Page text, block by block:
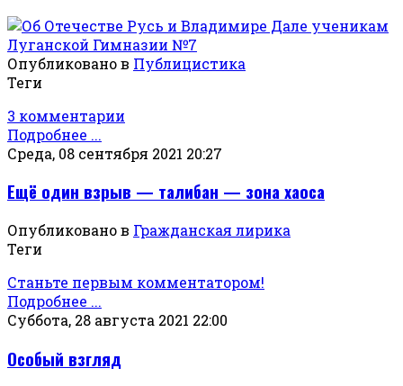
Опубликовано в Публицистика
Теги
3 комментарии
Подробнее ...
Среда, 08 сентября 2021 20:27
Ещё один взрыв — талибан — зона хаоса
Опубликовано в Гражданская лирика
Теги
Станьте первым комментатором!
Подробнее ...
Суббота, 28 августа 2021 22:00
Особый взгляд